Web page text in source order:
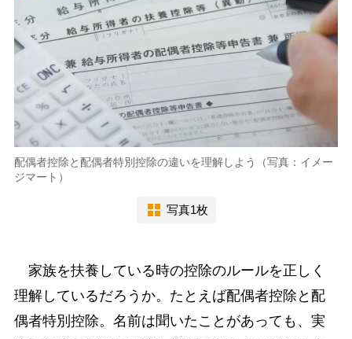
配偶者控除と配偶者特別控除の違いを理解しよう（写真：イメー
ジマート）
写真1枚
家族を扶養している時の控除のルールを正しく
理解しているだろうか。たとえば配偶者控除と配
偶者特別控除。名前は聞いたことがあっても、実